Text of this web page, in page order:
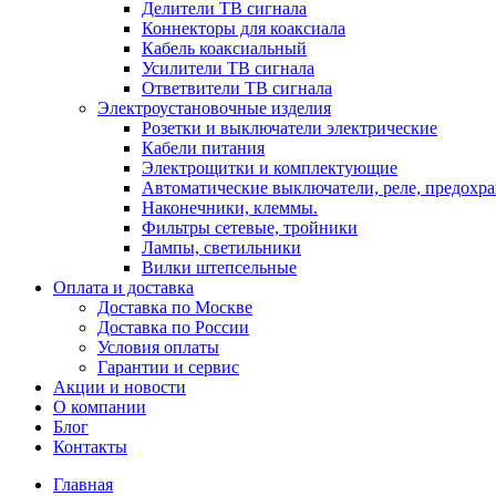
Делители ТВ сигнала
Коннекторы для коаксиала
Кабель коаксиальный
Усилители ТВ сигнала
Ответвители ТВ сигнала
Электроустановочные изделия
Розетки и выключатели электрические
Кабели питания
Электрощитки и комплектующие
Автоматические выключатели, реле,
Наконечники, клеммы.
Фильтры сетевые, тройники
Лампы, светильники
Вилки штепсельные
Оплата и доставка
Доставка по Москве
Доставка по России
Условия оплаты
Гарантии и сервис
Акции и новости
О компании
Блог
Контакты
Главная